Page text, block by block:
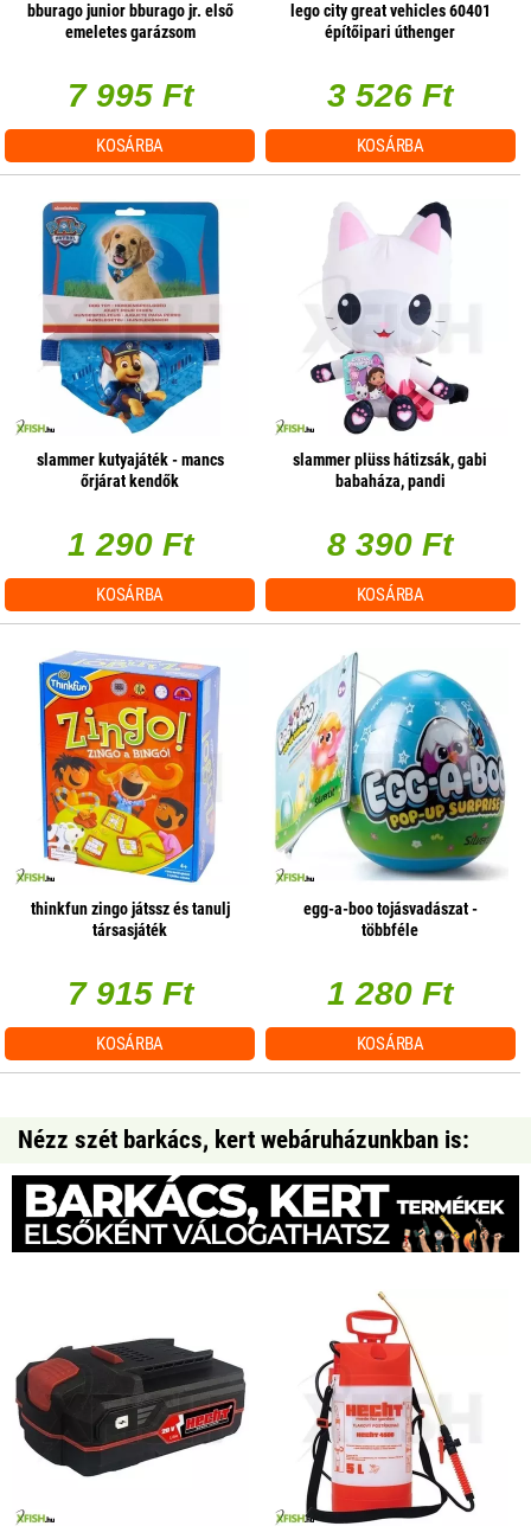
bburago junior bburago jr. első
emeletes garázsom
7 995 Ft
KOSÁRBA
lego city great vehicles 60401
építőipari úthenger
3 526 Ft
KOSÁRBA
slammer kutyajáték - mancs
őrjárat kendők
1 290 Ft
KOSÁRBA
slammer plüss hátizsák, gabi
babaháza, pandi
8 390 Ft
KOSÁRBA
thinkfun zingo játssz és tanulj
társasjáték
7 915 Ft
KOSÁRBA
egg-a-boo tojásvadászat -
többféle
1 280 Ft
KOSÁRBA
Nézz szét barkács, kert webáruházunkban is: